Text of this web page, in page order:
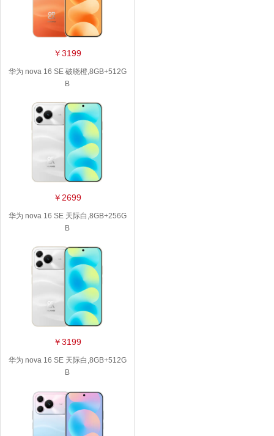
￥3199
华为 nova 16 SE 破晓橙,8GB+512G
B
￥2699
华为 nova 16 SE 天际白,8GB+256G
B
￥3199
华为 nova 16 SE 天际白,8GB+512G
B